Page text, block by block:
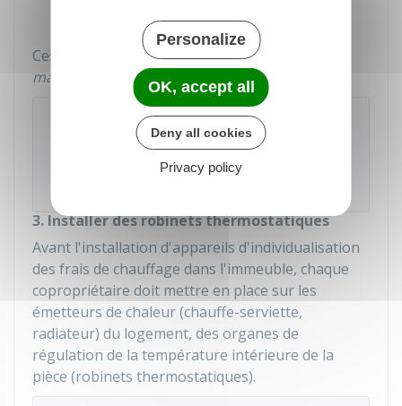
Ces résolutions sont votées et adoptées à la
majorité absolue (dite majorité de l'article 25).
Les frais d'installation sont à la charge des
copropriétaires de l'immeuble. Il s'agit de
3. Installer des robinets thermostatiques
Avant l'installation d'appareils d'individualisation
des frais de chauffage dans l'immeuble, chaque
copropriétaire doit mettre en place sur les
émetteurs de chaleur (chauffe-serviette,
radiateur) du logement, des organes de
régulation de la température intérieure de la
pièce (robinets thermostatiques).
Personalize
OK, accept all
Deny all cookies
Privacy policy